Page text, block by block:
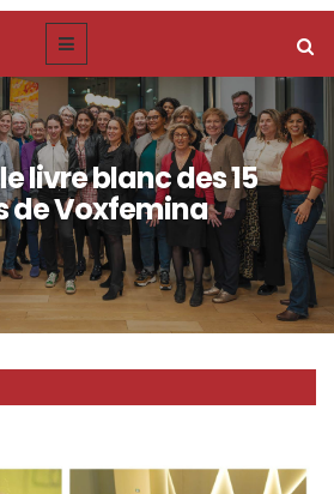
livre blanc des 15
de Voxfemina